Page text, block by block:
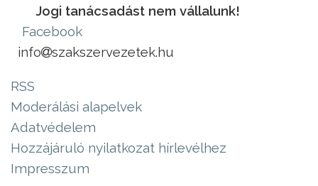
Jogi tanácsadást nem vállalunk!
Facebook
info
szakszervezetek.hu
RSS
Moderálási alapelvek
Adatvédelem
Hozzájáruló nyilatkozat hírlevélhez
Impresszum